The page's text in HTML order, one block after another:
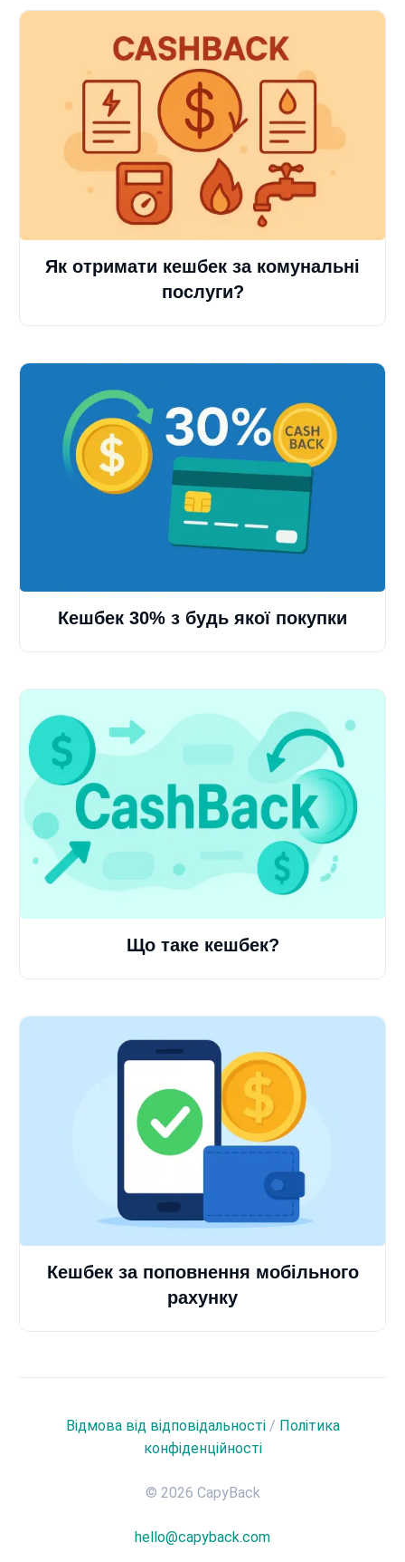
Як отримати кешбек за комунальні
послуги?
Кешбек 30% з будь якої покупки
Що таке кешбек?
Кешбек за поповнення мобільного
рахунку
Відмова від відповідальності/ Політика
конфіденційності
© 2026 CapyBack
hello@capyback.com